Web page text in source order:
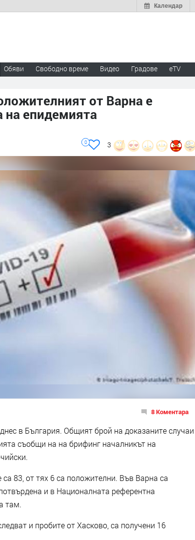
Календар
Обяви Свободно време Видео Градове eTV
от Варна е
на епидемията
3
0
8 Коментара
в България. Общият брой на доказаните случаи
съобщи на на брифинг началникът на
83, от тях 6 са положителни. Във Варна са
и в Националната референтна
там.
и пробите от Хасково, са получени 16